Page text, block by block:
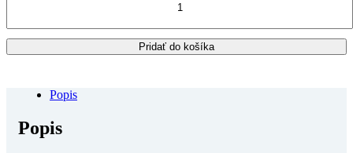
spojka
Pridať do košíka
Popis
Popis